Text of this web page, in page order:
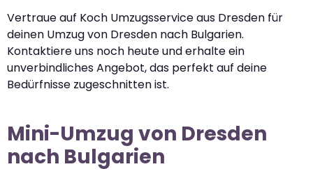
Vertraue auf Koch Umzugsservice aus Dresden für
deinen Umzug von Dresden nach Bulgarien.
Kontaktiere uns noch heute und erhalte ein
unverbindliches Angebot, das perfekt auf deine
Bedürfnisse zugeschnitten ist.
Mini-Umzug von Dresden
nach Bulgarien